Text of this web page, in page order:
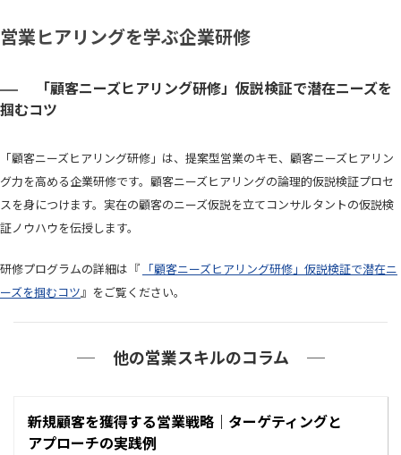
営業ヒアリングを学ぶ企業研修
「顧客ニーズヒアリング研修」仮説検証で潜在ニーズを
掴むコツ
「顧客ニーズヒアリング研修」は、提案型営業のキモ、顧客ニーズヒアリン
グ力を高める企業研修です。顧客ニーズヒアリングの論理的仮説検証プロセ
スを身につけます。実在の顧客のニーズ仮説を立てコンサルタントの仮説検
証ノウハウを伝授します。
研修プログラムの詳細は『 「顧客ニーズヒアリング研修」仮説検証で潜在ニ
ーズを掴むコツ』をご覧ください。
他の営業スキルのコラム
新規顧客を獲得する営業戦略｜ターゲティングと
アプローチの実践例